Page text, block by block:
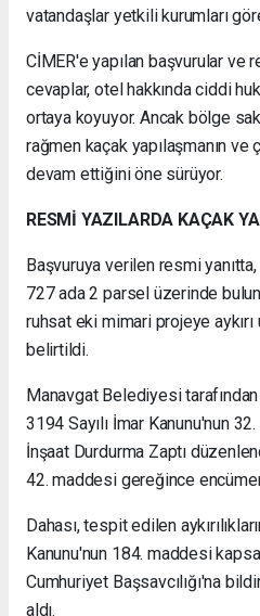
vatandaşlar yetkili kurumları
CİMER'e yapılan başvurular ve
cevaplar, otel hakkında ciddi
ortaya koyuyor. Ancak bölge
rağmen kaçak yapılaşmanın ve
devam ettiğini öne sürüyor.
RESMİ YAZILARDA KAÇAK
Başvuruya verilen resmi
727 ada 2 parsel üzerinde
ruhsat eki mimari projeye
belirtildi.
Manavgat Belediyesi
3194 Sayılı İmar Kanunu'nun
İnşaat Durdurma Zaptı
42. maddesi gereğince
Dahası, tespit edilen
Kanunu'nun 184. maddesi
Cumhuriyet Başsavcılığı'na
aldı.